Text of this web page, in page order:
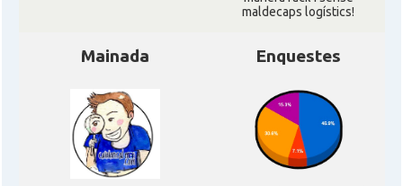
maldecaps logí­stics!
Mainada Enquestes